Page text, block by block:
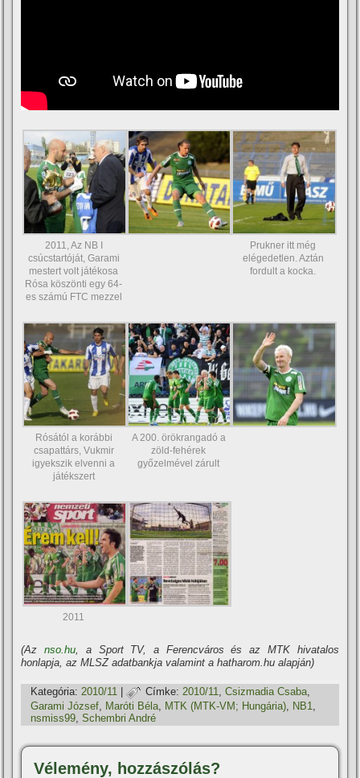
2011, Az NB I
csúcstartóját, Garami
mestert volt játékosa
Rósa köszönti egy 64-
es számú FTC mezzel
Prukner itt még
elégedetlen. Aztán
fordult a kocka.
Rósától a korábbi
csapattárs, Vukmir
igyekszik elvenni a
játékszert
A 200. örökrangadó a
zöld-fehérek
győzelmével zárult
2011
(Aznso.hu , a Sport TV, a Ferencváros és az MTK hivatalos
honlapja, az MLSZ adatbankja valamint a hatharom.hu alapján)
Kategória: 2010/11 | Címke: 2010/11,Csizmadia Csaba,
Garami József
Maróti Béla MTK (MTK-VM; Hungária) NB1
nsmiss99 ,Schembri André
Vélemény, hozzászólás?